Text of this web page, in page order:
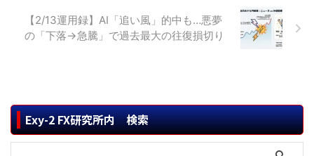
【2/13運用録】AI「追い風」的中も…悪夢
の「下落→急騰」で過去最大の往復損切り
Exy-2 FX研究所内 検索